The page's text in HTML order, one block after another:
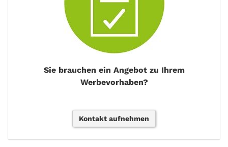
Sie brauchen ein Angebot zu Ihrem
Werbevorhaben?
Kontakt aufnehmen